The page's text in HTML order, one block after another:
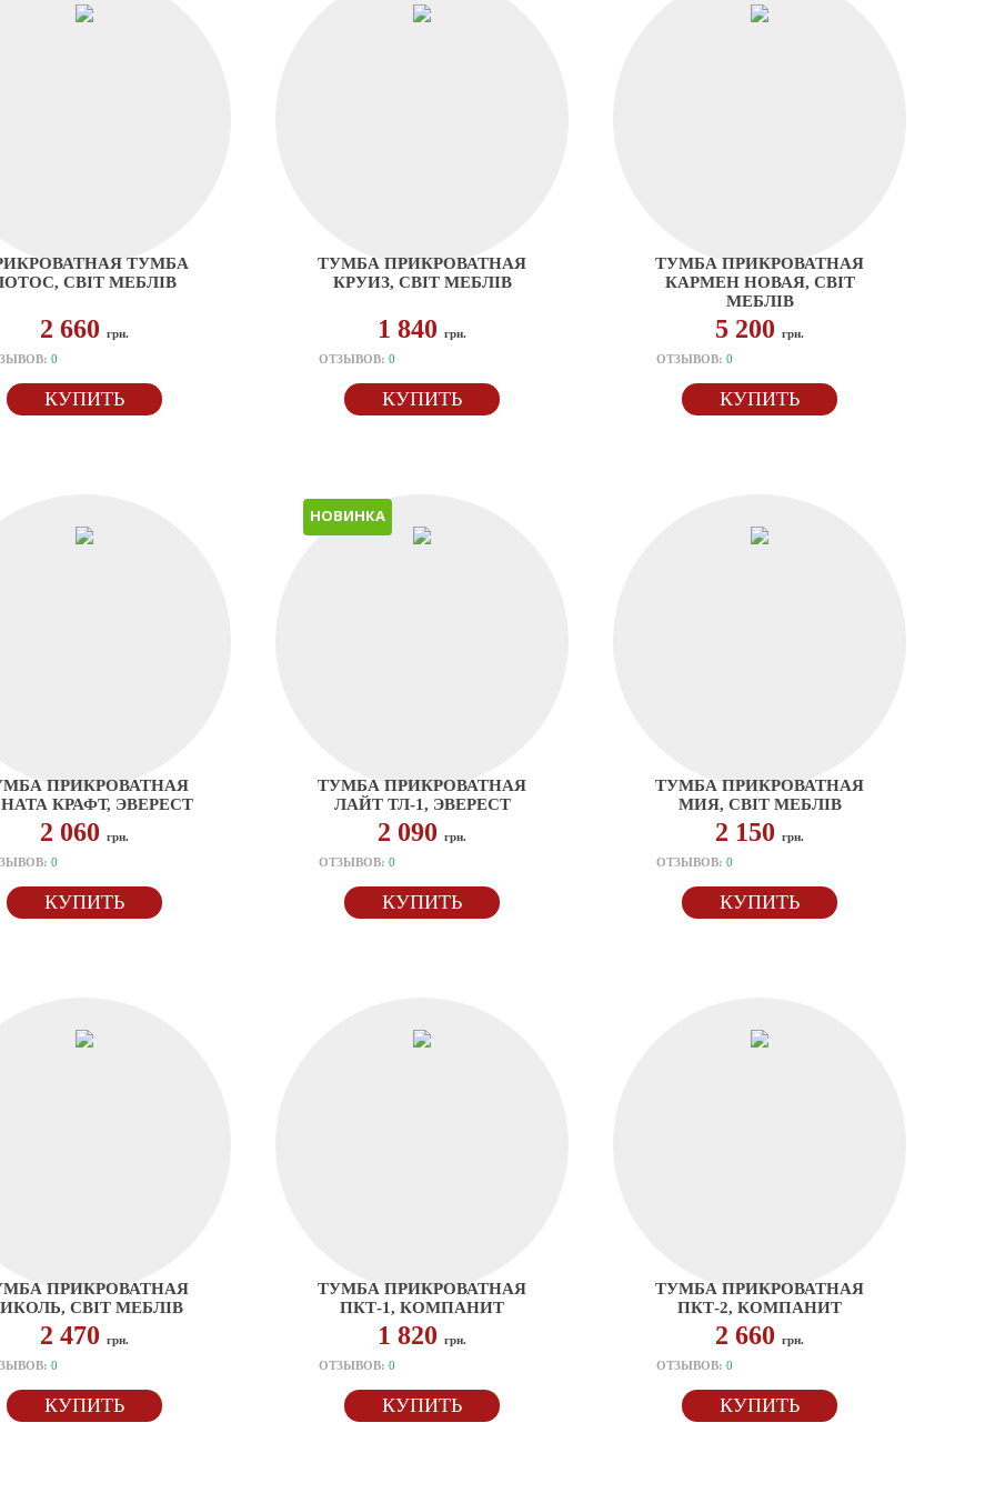
ТУМБА
СВІТ МЕБЛІВ
2 660 грн.
0
КУПИТЬ
ТУМБА ПРИКРОВАТНАЯ
КРУИЗ, СВІТ МЕБЛІВ
1 840 грн.
ОТЗЫВОВ: 0
КУПИТЬ
ТУМБА ПРИКРОВАТНАЯ
КАРМЕН НОВАЯ, СВІТ
МЕБЛІВ
5 200 грн.
ОТЗЫВОВ: 0
КУПИТЬ
ПРИКРОВАТНАЯ
КРАФТ, ЭВЕРЕСТ
2 060 грн.
0
КУПИТЬ
НОВИНКА
ТУМБА ПРИКРОВАТНАЯ
ЛАЙТ ТЛ-1, ЭВЕРЕСТ
2 090 грн.
ОТЗЫВОВ: 0
КУПИТЬ
ТУМБА ПРИКРОВАТНАЯ
МИЯ, СВІТ МЕБЛІВ
2 150 грн.
ОТЗЫВОВ: 0
КУПИТЬ
ПРИКРОВАТНАЯ
СВІТ МЕБЛІВ
2 470 грн.
0
КУПИТЬ
ТУМБА ПРИКРОВАТНАЯ
ПКТ-1, КОМПАНИТ
1 820 грн.
ОТЗЫВОВ: 0
КУПИТЬ
ТУМБА ПРИКРОВАТНАЯ
ПКТ-2, КОМПАНИТ
2 660 грн.
ОТЗЫВОВ: 0
КУПИТЬ